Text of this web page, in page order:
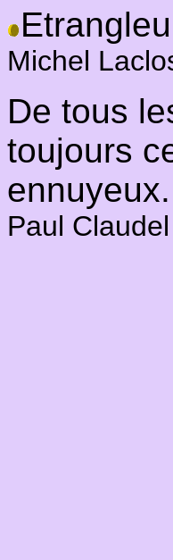
Michel
De tous
toujours
ennuyeux.
Paul Claudel